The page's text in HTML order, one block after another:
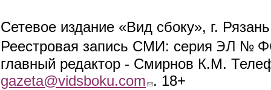
Сетевое издание «Вид сбоку», г.
Реестровая запись СМИ: серия ЭЛ №
главный редактор - Смирнов К.М.
gazeta@vidsboku.com (link sends e-mail)
. 18+